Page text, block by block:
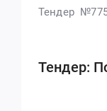
Тендер
Тендер: